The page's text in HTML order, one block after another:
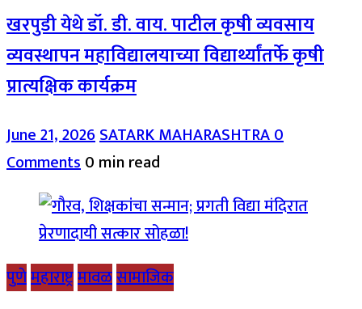
खरपुडी येथे डॉ. डी. वाय. पाटील कृषी व्यवसाय
व्यवस्थापन महाविद्यालयाच्या विद्यार्थ्यांतर्फे कृषी
प्रात्यक्षिक कार्यक्रम
June 21, 2026SATARK MAHARASHTRA0
Comments0 min read
पुणेमहाराष्ट्रमावळसामाजिक